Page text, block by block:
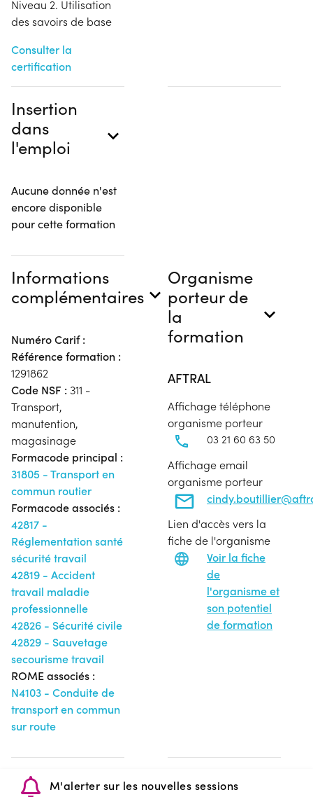
Niveau 2. Utilisation
des savoirs de base
Consulter la
certification
Insertion
dans
l'emploi
Aucune donnée n'est
encore disponible
pour cette formation
Informations
complémentaires
Numéro Carif :
Référence formation :
1291862
Code NSF : 311 -
Transport,
manutention,
magasinage
Formacode principal :
31805 - Transport en
commun routier
Formacode associés :
42817 -
Réglementation santé
sécurité travail
42819 - Accident
travail maladie
professionnelle
42826 - Sécurité civile
42829 - Sauvetage
secourisme travail
ROME associés :
N4103 - Conduite de
transport en commun
sur route
Organisme
porteur de
la
formation
AFTRAL
Affichage téléphone
organisme porteur
03 21 60 63 50
Affichage email
organisme porteur
Lien d'accès vers la
fiche de l'organisme
Voir la fiche
de
l'organisme et
son potentiel
de formation
M'alerter sur les nouvelles sessions